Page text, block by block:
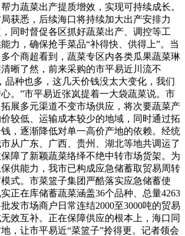
力蔬菜出产提质增效，实现可持续成长。
获悉，后续海口将持续加大出产安排力
同时督促各区抓好蔬菜出产、调控等工
力，确保抢手菜品“补得快、供得上”。当
个商超看到，蔬菜专区内各类瓜果蔬菜琳
晰了然，前来采购的市平易近川流不
品种也多，这几天价钱没太大变化，我们
。”市平易近张岚提着一大袋蔬菜说。市
展多元渠道不变市场供应，将次要蔬菜产
较低、运输成本较少的地域，同时通过拓
，逐渐降低对单一高价产地的依赖。经统
从广东、广西、贵州、湖北等地共调运了
障了新颖蔬菜络绎不绝中转市场货架。为
供能力，我市已构成应急储蓄取贸易周转
式。市菜篮子集团严酷落实应急储蓄使
正在库储蓄蔬菜涵盖36个品种、总量4263
发市场商户日常连结2000至3000吨的贸易
效互补。正在保障供应的根本上，海口同
，让市平易近“菜篮子”拎得更。记者领会